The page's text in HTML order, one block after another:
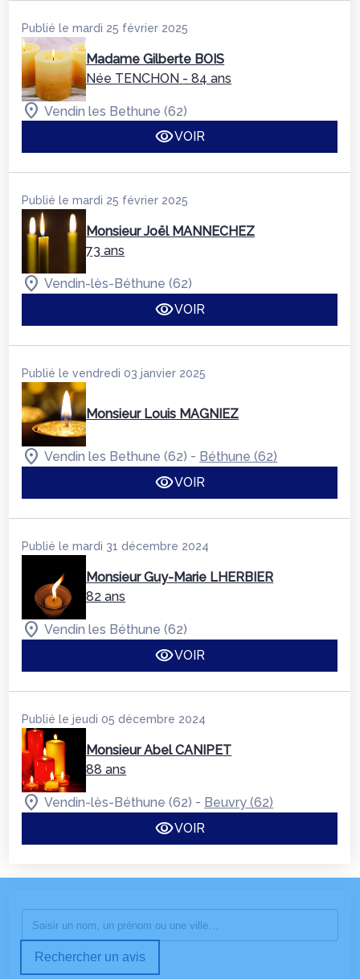
Publié le mardi 25 février 2025
Madame Gilberte BOIS
Née TENCHON - 84 ans
Vendin les Bethune (62)
VOIR
Publié le mardi 25 février 2025
Monsieur Joël MANNECHEZ
73 ans
Vendin-lès-Béthune (62)
VOIR
Publié le vendredi 03 janvier 2025
Monsieur Louis MAGNIEZ
Vendin les Bethune (62) - Béthune (62)
VOIR
Publié le mardi 31 décembre 2024
Monsieur Guy-Marie LHERBIER
82 ans
Vendin les Béthune (62)
VOIR
Publié le jeudi 05 décembre 2024
Monsieur Abel CANIPET
88 ans
Vendin-lès-Béthune (62) - Beuvry (62)
VOIR
Rechercher un avis